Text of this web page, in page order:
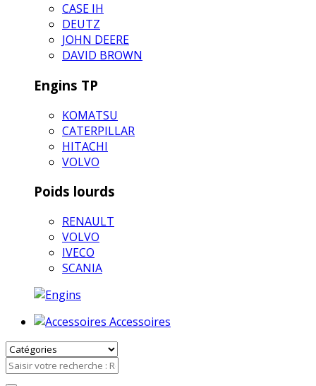
CASE IH
DEUTZ
JOHN DEERE
DAVID BROWN
Engins TP
KOMATSU
CATERPILLAR
HITACHI
VOLVO
Poids lourds
RENAULT
VOLVO
IVECO
SCANIA
Accessoires